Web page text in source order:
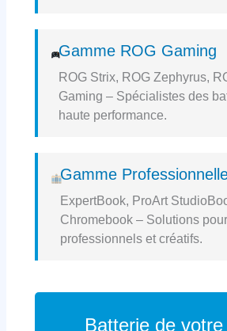
Gamme ROG Gaming
ROG Strix, ROG Zephyrus,
Gaming – Spécialistes des
haute performance.
Gamme
ExpertBook, ProArt
Chromebook – Solutions
professionnels et créatifs.
Batterie de